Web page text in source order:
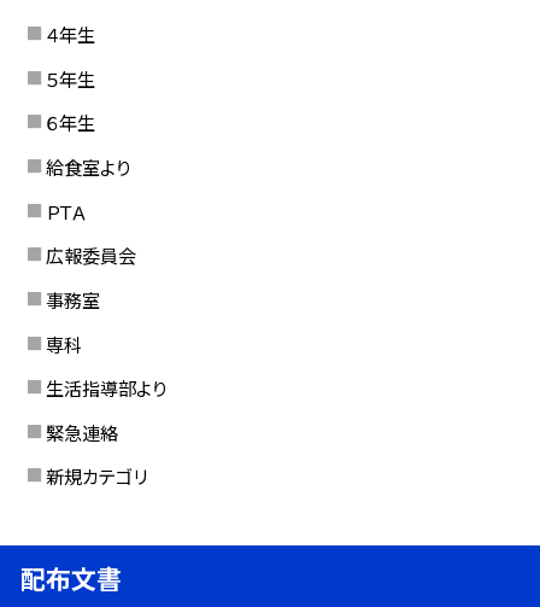
４年生
５年生
６年生
給食室より
ＰＴＡ
広報委員会
事務室
専科
生活指導部より
緊急連絡
新規カテゴリ
配布文書